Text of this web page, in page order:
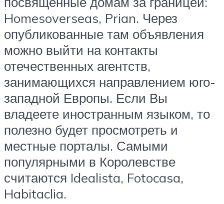
Homesoverseas, Prian. Через
опубликованные там объявления
можно выйти на контакты
отечественных агентств,
занимающихся направлением юго-
западной Европы. Если Вы
владеете иностранным языком, то
полезно будет просмотреть и
местные порталы. Самыми
популярными в Королевстве
считаются Idealista, Fotocasa,
Habitaclia.